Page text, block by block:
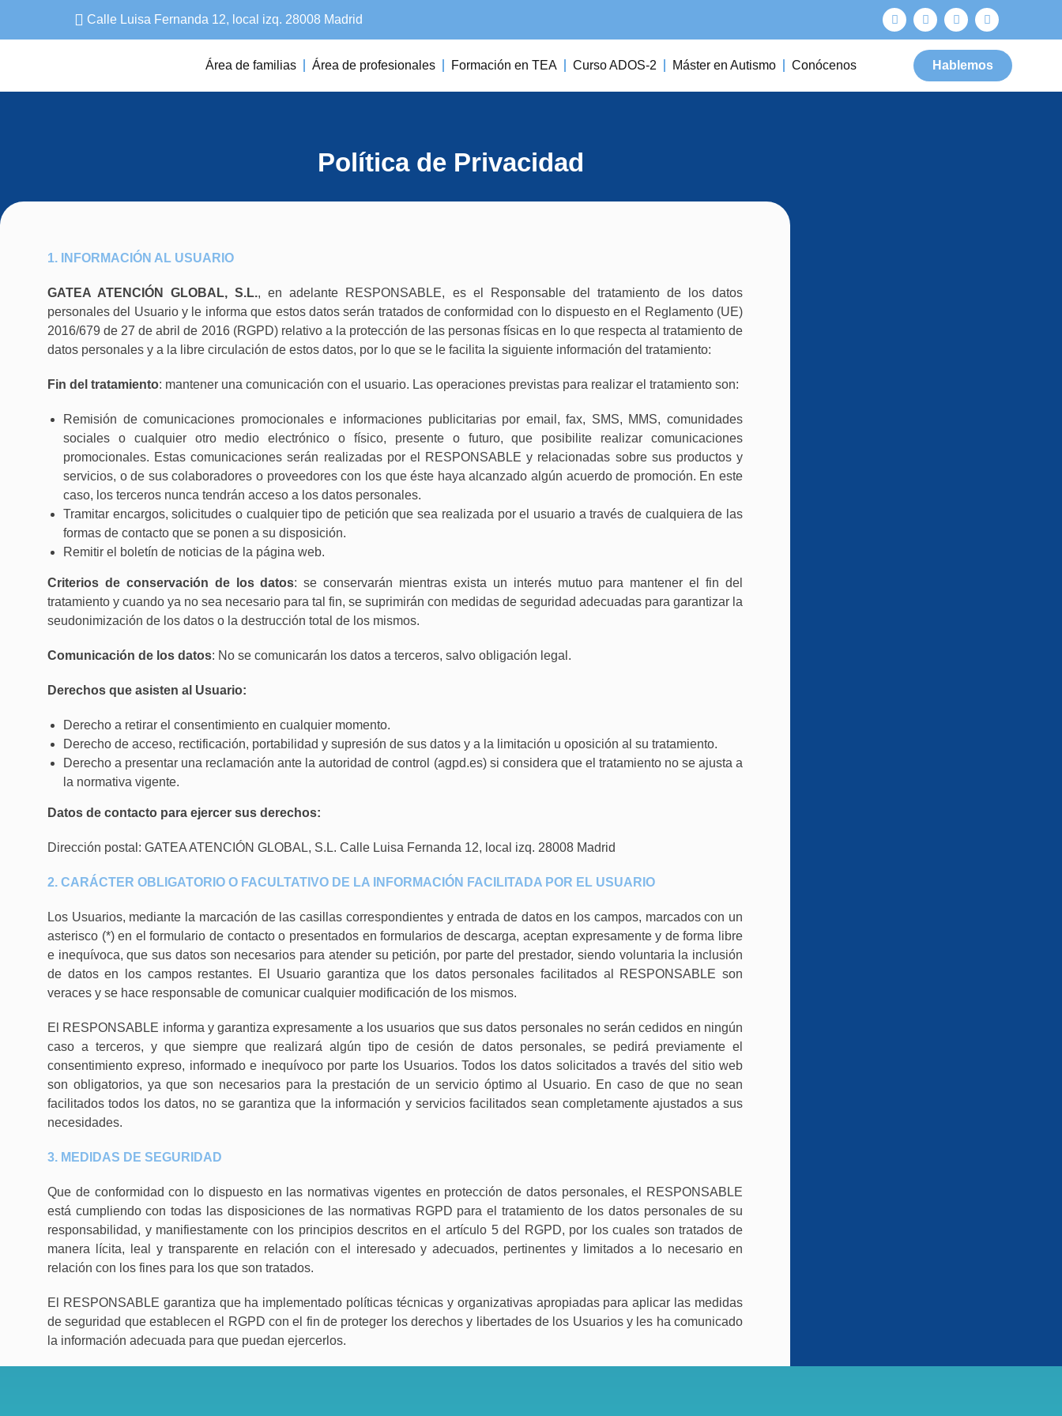
Calle Luisa Fernanda 12, local izq. 28008 Madrid
Área de familias Área de profesionales Formación en TEA Curso ADOS-2 Máster en Autismo Conócenos Hablemos
Política de Privacidad
1. INFORMACIÓN AL USUARIO
GATEA ATENCIÓN GLOBAL, S.L., en adelante RESPONSABLE, es el Responsable del tratamiento de los datos
personales del Usuario y le informa que estos datos serán tratados de conformidad con lo dispuesto en el Reglamento (UE)
2016/679 de 27 de abril de 2016 (RGPD) relativo a la protección de las personas físicas en lo que respecta al tratamiento de
datos personales y a la libre circulación de estos datos, por lo que se le facilita la siguiente información del tratamiento:
Fin del tratamiento: mantener una comunicación con el usuario. Las operaciones previstas para realizar el tratamiento son:
Remisión de comunicaciones promocionales e informaciones publicitarias por email, fax, SMS, MMS, comunidades
sociales o cualquier otro medio electrónico o físico, presente o futuro, que posibilite realizar comunicaciones
promocionales. Estas comunicaciones serán realizadas por el RESPONSABLE y relacionadas sobre sus productos y
servicios, o de sus colaboradores o proveedores con los que éste haya alcanzado algún acuerdo de promoción. En este
caso, los terceros nunca tendrán acceso a los datos personales.
Tramitar encargos, solicitudes o cualquier tipo de petición que sea realizada por el usuario a través de cualquiera de las
formas de contacto que se ponen a su disposición.
Remitir el boletín de noticias de la página web.
Criterios de conservación de los datos: se conservarán mientras exista un interés mutuo para mantener el fin del
tratamiento y cuando ya no sea necesario para tal fin, se suprimirán con medidas de seguridad adecuadas para garantizar la
seudonimización de los datos o la destrucción total de los mismos.
Comunicación de los datos: No se comunicarán los datos a terceros, salvo obligación legal.
Derechos que asisten al Usuario:
Derecho a retirar el consentimiento en cualquier momento.
Derecho de acceso, rectificación, portabilidad y supresión de sus datos y a la limitación u oposición al su tratamiento.
Derecho a presentar una reclamación ante la autoridad de control (agpd.es) si considera que el tratamiento no se ajusta a
la normativa vigente.
Datos de contacto para ejercer sus derechos:
Dirección postal: GATEA ATENCIÓN GLOBAL, S.L. Calle Luisa Fernanda 12, local izq. 28008 Madrid
2. CARÁCTER OBLIGATORIO O FACULTATIVO DE LA INFORMACIÓN FACILITADA POR EL USUARIO
Los Usuarios, mediante la marcación de las casillas correspondientes y entrada de datos en los campos, marcados con un
asterisco (*) en el formulario de contacto o presentados en formularios de descarga, aceptan expresamente y de forma libre
e inequívoca, que sus datos son necesarios para atender su petición, por parte del prestador, siendo voluntaria la inclusión
de datos en los campos restantes. El Usuario garantiza que los datos personales facilitados al RESPONSABLE son
veraces y se hace responsable de comunicar cualquier modificación de los mismos.
El RESPONSABLE informa y garantiza expresamente a los usuarios que sus datos personales no serán cedidos en ningún
caso a terceros, y que siempre que realizará algún tipo de cesión de datos personales, se pedirá previamente el
consentimiento expreso, informado e inequívoco por parte los Usuarios. Todos los datos solicitados a través del sitio web
son obligatorios, ya que son necesarios para la prestación de un servicio óptimo al Usuario. En caso de que no sean
facilitados todos los datos, no se garantiza que la información y servicios facilitados sean completamente ajustados a sus
necesidades.
3. MEDIDAS DE SEGURIDAD
Que de conformidad con lo dispuesto en las normativas vigentes en protección de datos personales, el RESPONSABLE
está cumpliendo con todas las disposiciones de las normativas RGPD para el tratamiento de los datos personales de su
responsabilidad, y manifiestamente con los principios descritos en el artículo 5 del RGPD, por los cuales son tratados de
manera lícita, leal y transparente en relación con el interesado y adecuados, pertinentes y limitados a lo necesario en
relación con los fines para los que son tratados.
El RESPONSABLE garantiza que ha implementado políticas técnicas y organizativas apropiadas para aplicar las medidas
de seguridad que establecen el RGPD con el fin de proteger los derechos y libertades de los Usuarios y les ha comunicado
la información adecuada para que puedan ejercerlos.